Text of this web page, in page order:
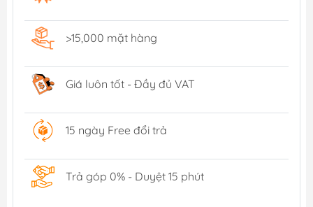
>15,000 mặt hàng
Giá luôn tốt - Đầy đủ VAT
15 ngày Free đổi trả
Trả góp 0% - Duyệt 15 phút